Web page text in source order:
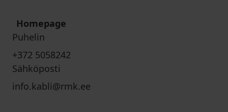
Homepage
Puhelin
+372 5058242
Sähköposti
info.kabli@rmk.ee